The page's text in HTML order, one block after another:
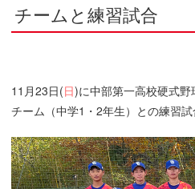
チームと練習試合
11月23日(日)に中部第一高校硬式
チーム（中学1・2年生）との練習試